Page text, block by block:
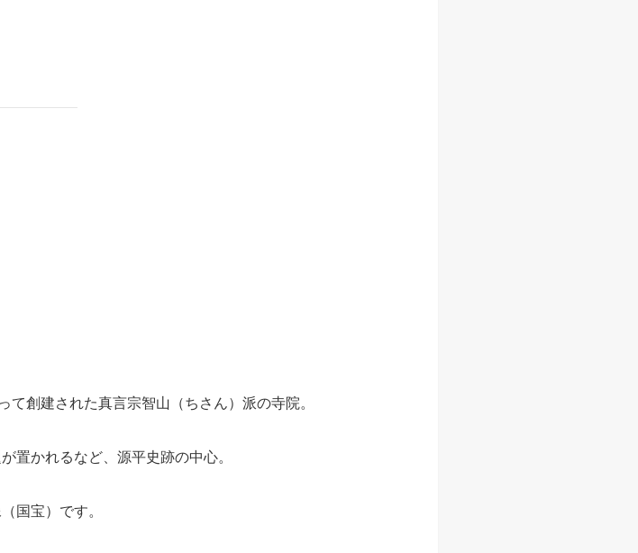
創建された真言宗智山（ちさん）派の寺院。
置かれるなど、源平史跡の中心。
国宝）です。